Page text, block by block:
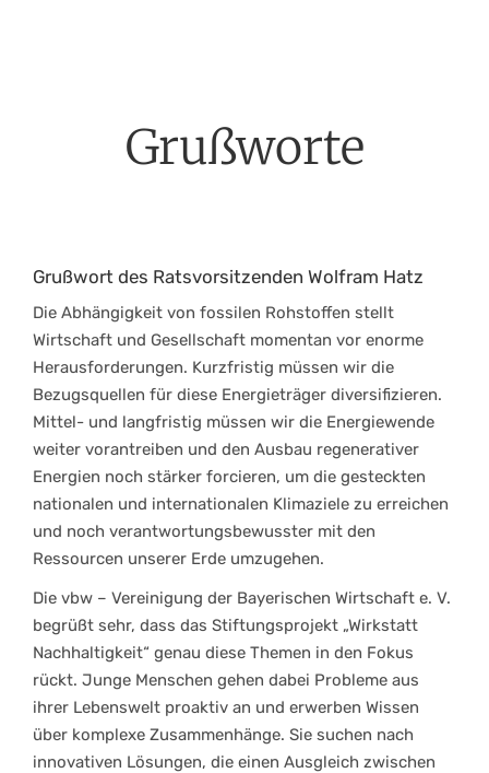
Grußworte
Grußwort des Ratsvorsitzenden Wolfram Hatz
Die Abhängigkeit von fossilen Rohstoffen stellt
Wirtschaft und Gesellschaft momentan vor enorme
Herausforderungen. Kurzfristig müssen wir die
Bezugsquellen für diese Energieträger diversifizieren.
Mittel- und langfristig müssen wir die Energiewende
weiter vorantreiben und den Ausbau regenerativer
Energien noch stärker forcieren, um die gesteckten
nationalen und internationalen Klimaziele zu erreichen
und noch verantwortungsbewusster mit den
Ressourcen unserer Erde umzugehen.
Die vbw – Vereinigung der Bayerischen Wirtschaft e. V.
begrüßt sehr, dass das Stiftungsprojekt „Wirkstatt
Nachhaltigkeit“ genau diese Themen in den Fokus
rückt. Junge Menschen gehen dabei Probleme aus
ihrer Lebenswelt proaktiv an und erwerben Wissen
über komplexe Zusammenhänge. Sie suchen nach
innovativen Lösungen, die einen Ausgleich zwischen